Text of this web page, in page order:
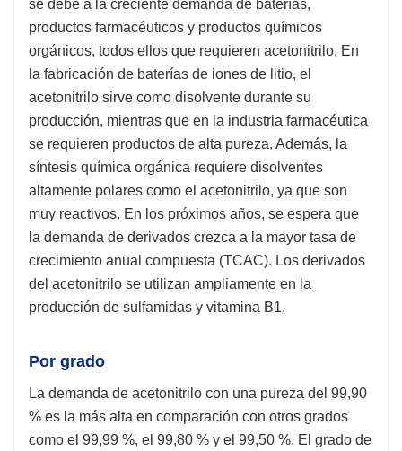
se debe a la creciente demanda de baterías,
productos farmacéuticos y productos químicos
orgánicos, todos ellos que requieren acetonitrilo. En
la fabricación de baterías de iones de litio, el
acetonitrilo sirve como disolvente durante su
producción, mientras que en la industria farmacéutica
se requieren productos de alta pureza. Además, la
síntesis química orgánica requiere disolventes
altamente polares como el acetonitrilo, ya que son
muy reactivos. En los próximos años, se espera que
la demanda de derivados crezca a la mayor tasa de
crecimiento anual compuesta (TCAC). Los derivados
del acetonitrilo se utilizan ampliamente en la
producción de sulfamidas y vitamina B1.
Por grado
La demanda de acetonitrilo con una pureza del 99,90
% es la más alta en comparación con otros grados
como el 99,99 %, el 99,80 % y el 99,50 %. El grado de